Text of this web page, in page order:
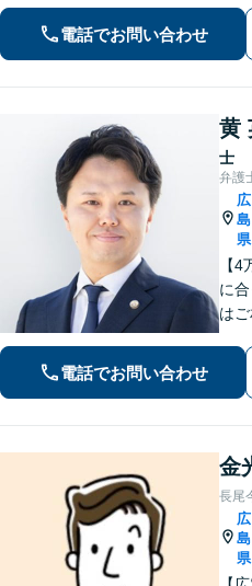
な
可
電話でお問い合わせ
黄
士
弁護
広
島
県
【
に
は
電話でお問い合わせ
金
長尾
広
島
県